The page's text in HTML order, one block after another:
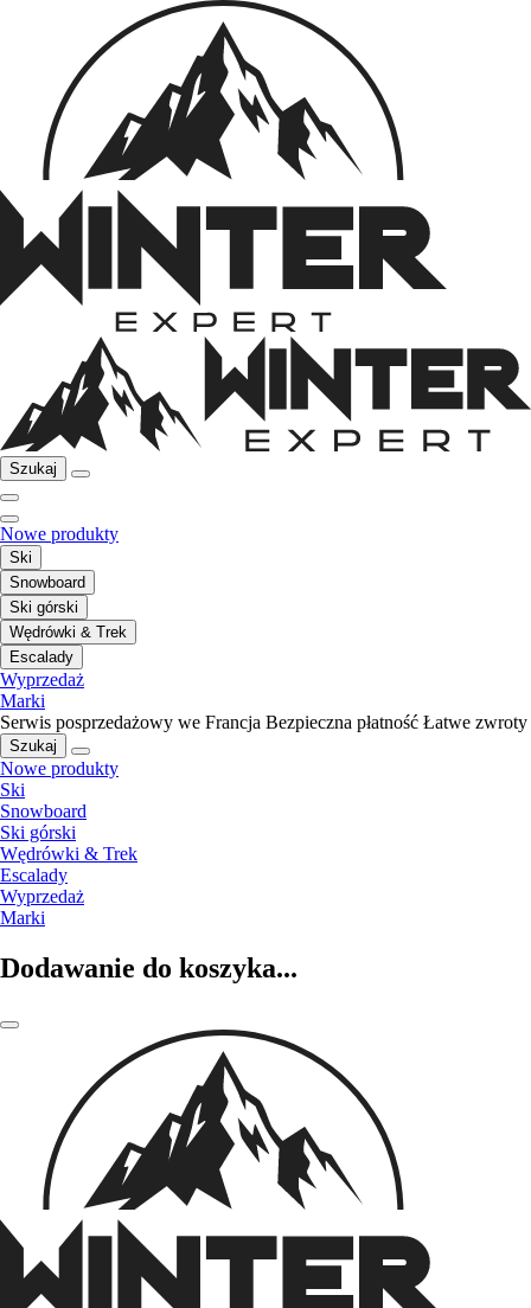
Szukaj
Nowe produkty
Ski
Snowboard
Ski górski
Wędrówki & Trek
Escalady
Wyprzedaż
Marki
Serwis posprzedażowy we Francja Bezpieczna płatność Łatwe zwroty
Szukaj
Nowe produkty
Ski
Snowboard
Ski górski
Wędrówki & Trek
Escalady
Wyprzedaż
Marki
Dodawanie do koszyka...